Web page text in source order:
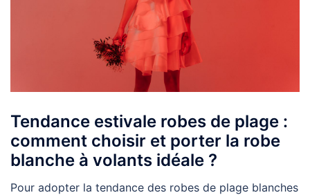
Tendance estivale robes de plage :
comment choisir et porter la robe
blanche à volants idéale ?
Pour adopter la tendance des robes de plage blanches